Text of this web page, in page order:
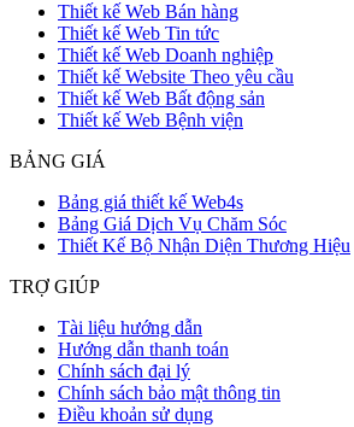
Thiết kế Web Bán hàng
Thiết kế Web Tin tức
Thiết kế Web Doanh nghiệp
Thiết kế Website Theo yêu cầu
Thiết kế Web Bất động sản
Thiết kế Web Bệnh viện
BẢNG GIÁ
Bảng giá thiết kế Web4s
Bảng Giá Dịch Vụ Chăm Sóc
Thiết Kế Bộ Nhận Diện Thương Hiệu
TRỢ GIÚP
Tài liệu hướng dẫn
Hướng dẫn thanh toán
Chính sách đại lý
Chính sách bảo mật thông tin
Điều khoản sử dụng